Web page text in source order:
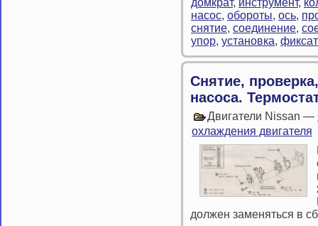
домкрат, инструмент,
насос, обороты, ось,
снятие, соединение,
упор, установка,
Снятие,
насоса.
Двигатели Nissan —
охлаждения двигателя
должен заменяться в